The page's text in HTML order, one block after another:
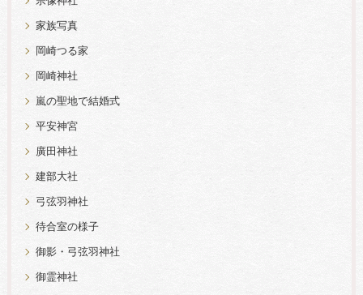
家族写真
岡崎つる家
岡崎神社
嵐の聖地で結婚式
平安神宮
廣田神社
建部大社
弓弦羽神社
待合室の様子
御影・弓弦羽神社
御霊神社